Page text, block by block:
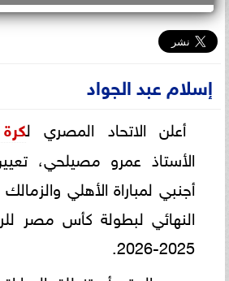
إسلام عبد الجواد
أعلن الاتحاد المصري ل
الأستاذ عمرو مصيلحي،
أجنبي لمباراة الأهلي
النهائي لبطولة كأس مصر
2025-2026.